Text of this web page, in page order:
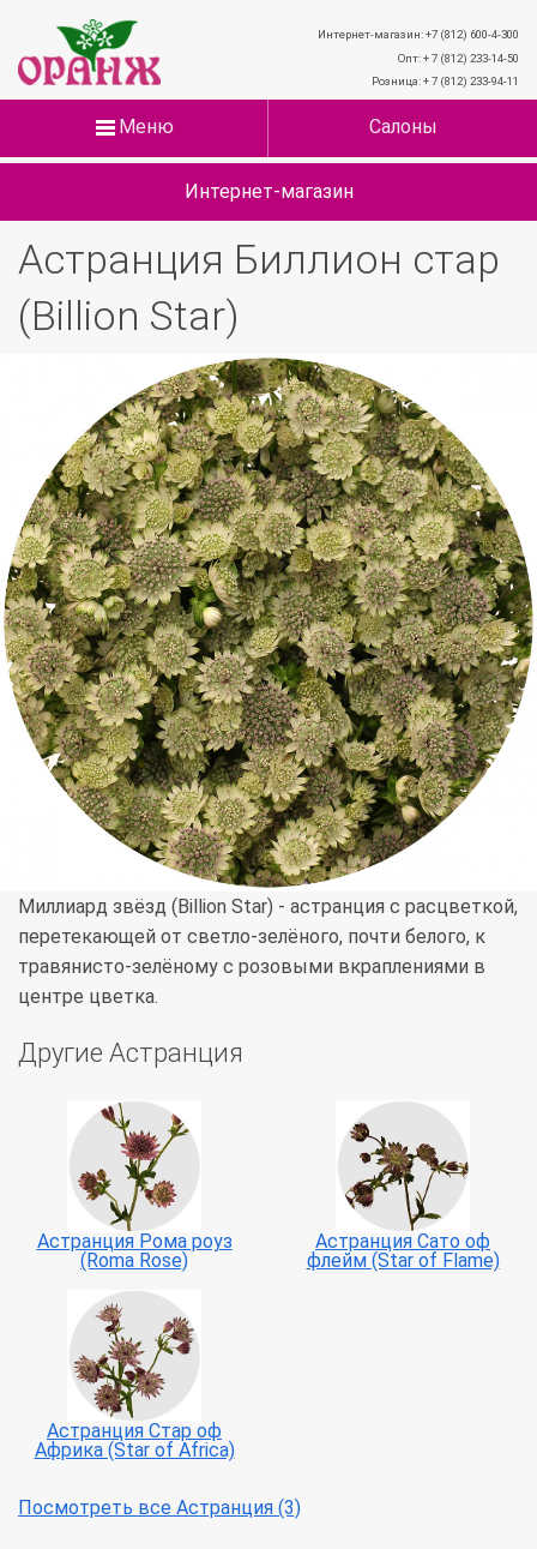
Интернет-магазин: +7 (812) 600-4-300
Опт: + 7 (812) 233-14-50
Розница: + 7 (812) 233-94-11
Меню Салоны
Интернет-магазин
Астранция Биллион стар
(Billion Star)
Миллиард звёзд (Billion Star) - астранция с расцветкой,
перетекающей от светло-зелёного, почти белого, к
травянисто-зелёному с розовыми вкраплениями в
центре цветка.
Другие Астранция
Астранция Рома роуз
(Roma Rose)
Астранция Сато оф
флейм (Star of Flame)
Астранция Стар оф
Африка (Star of Africa)
Посмотреть все Астранция (3)